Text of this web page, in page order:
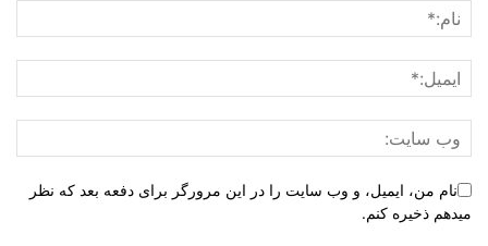
نام من، ایمیل، و وب سایت را در این مرورگر برای دفعه بعد که نظر
میدهم ذخیره کنم.